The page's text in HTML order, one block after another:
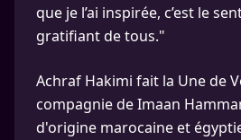
que je l’ai inspirée, c’est le
gratifiant de tous."
Achraf Hakimi fait la Une de
compagnie de Imaan
d'origine marocaine et